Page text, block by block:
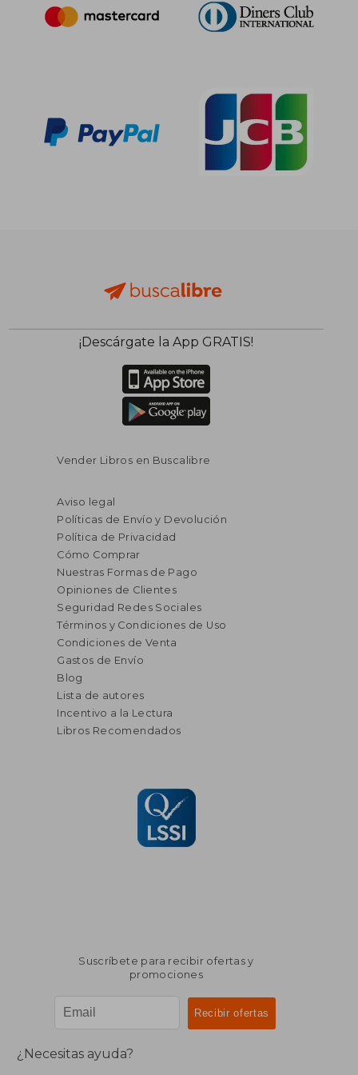
¡Descárgate la App GRATIS!
Vender Libros en Buscalibre
Aviso legal
Políticas de Envío y Devolución
Política de Privacidad
Cómo Comprar
Nuestras Formas de Pago
Opiniones de Clientes
Seguridad Redes Sociales
Términos y Condiciones de Uso
Condiciones de Venta
Gastos de Envío
Blog
Lista de autores
Incentivo a la Lectura
Libros Recomendados
Suscríbete para recibir ofertas y
promociones
¿Necesitas ayuda?